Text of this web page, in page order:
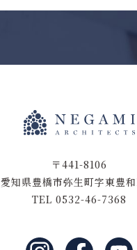
〒441-8106
愛知県豊橋市弥生町字東豊
TEL 0532-46-7368